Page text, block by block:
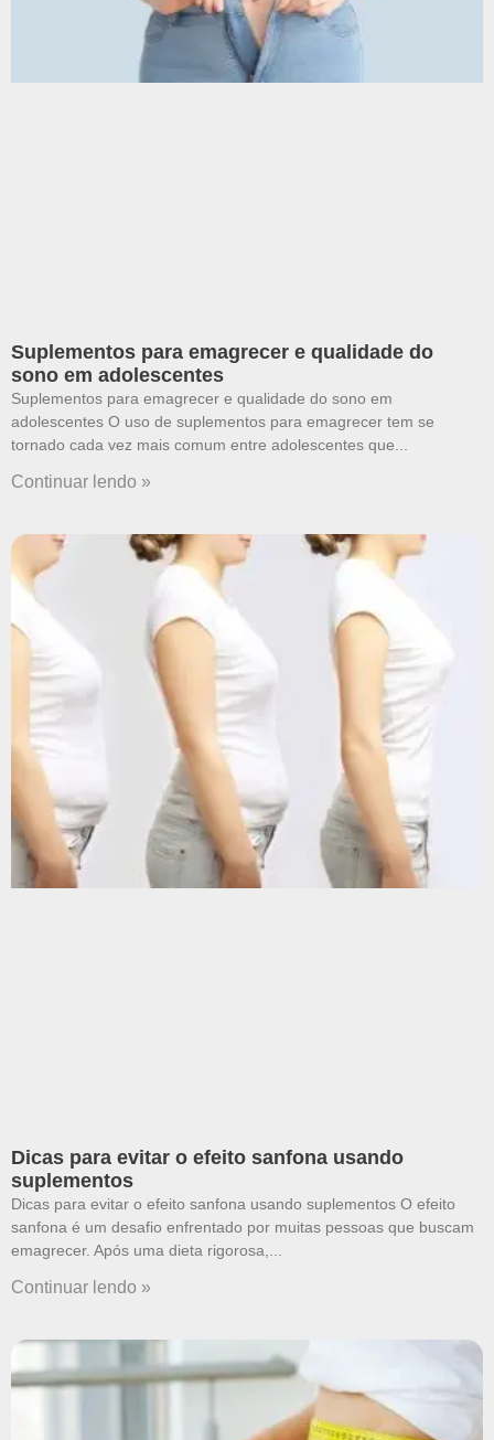
Suplementos para emagrecer e qualidade do
sono em adolescentes
Suplementos para emagrecer e qualidade do sono em
adolescentes O uso de suplementos para emagrecer tem se
tornado cada vez mais comum entre adolescentes que
Continuar lendo »
Dicas para evitar o efeito sanfona usando
suplementos
Dicas para evitar o efeito sanfona usando suplementos O efeito
sanfona é um desafio enfrentado por muitas pessoas que buscam
emagrecer. Após uma dieta rigorosa,
Continuar lendo »